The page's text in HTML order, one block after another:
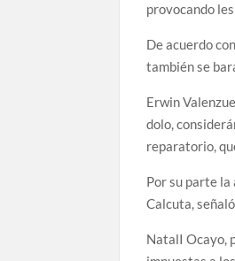
provocando
De acuerdo
también se
Erwin
dolo,
reparatorio,
Por su parte
Calcuta,
NatalI Ocayo,